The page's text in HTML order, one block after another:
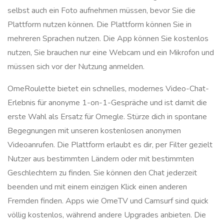
selbst auch ein Foto aufnehmen müssen, bevor Sie die
Plattform nutzen können. Die Plattform können Sie in
mehreren Sprachen nutzen. Die App können Sie kostenlos
nutzen, Sie brauchen nur eine Webcam und ein Mikrofon und
müssen sich vor der Nutzung anmelden.
OmeRoulette bietet ein schnelles, modernes Video-Chat-
Erlebnis für anonyme 1-on-1-Gespräche und ist damit die
erste Wahl als Ersatz für Omegle. Stürze dich in spontane
Begegnungen mit unseren kostenlosen anonymen
Videoanrufen. Die Plattform erlaubt es dir, per Filter gezielt
Nutzer aus bestimmten Ländern oder mit bestimmten
Geschlechtern zu finden. Sie können den Chat jederzeit
beenden und mit einem einzigen Klick einen anderen
Fremden finden. Apps wie OmeTV und Camsurf sind quick
völlig kostenlos, während andere Upgrades anbieten. Die